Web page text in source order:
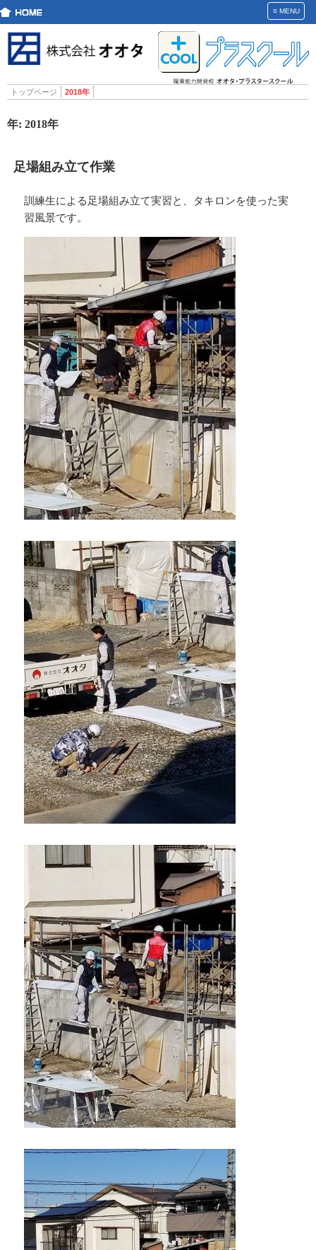
≡MENU
トップページ 2018年
年: 2018年
足場組み立て作業
訓練生による足場組み立て実習と、タキロンを使った実
習風景です。